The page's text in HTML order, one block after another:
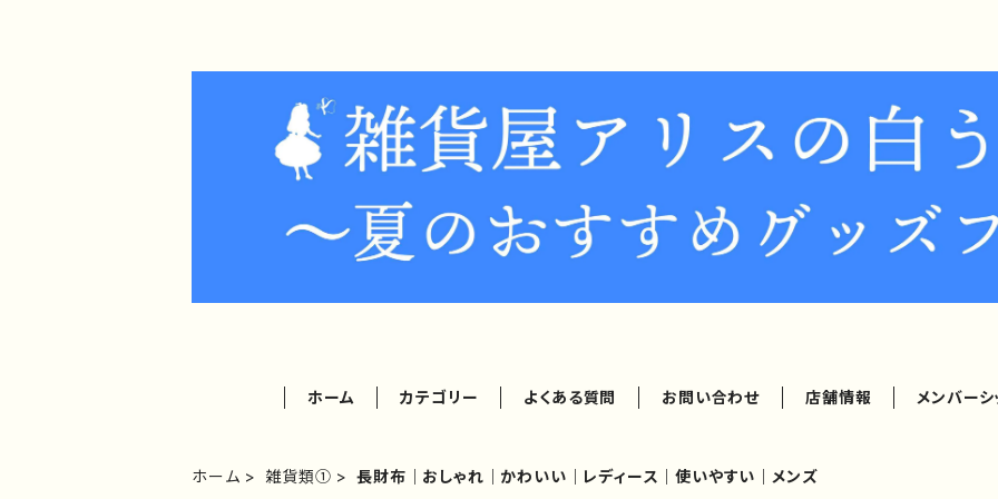
ホーム カテゴリー よくある質問 お問い合わせ 店舗情報 メンバーシ
ホーム 雑貨類① 長財布｜おしゃれ｜かわいい｜レディース｜使いやすい｜メンズ